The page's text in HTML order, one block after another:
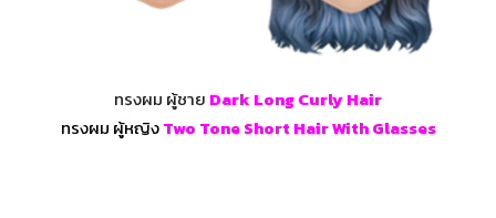
ทรงผม ผู้ชาย Dark Long Curly Hair
ทรงผม ผู้หญิงTwo Tone Short Hair With Glasses